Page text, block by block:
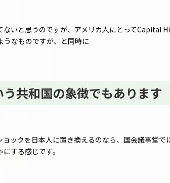
ないと思うのですが、アメリカ人にとってCapital
うなものですが、と同時に
う共和国の象徴でもあります
ョックを日本人に置き換えるのなら、国会議事堂
する感じです。